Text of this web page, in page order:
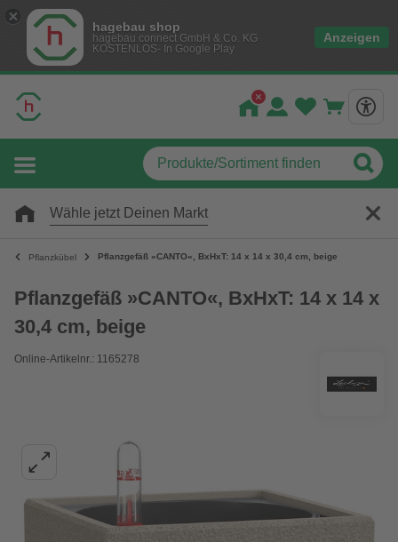
hagebau shop
hagebau connect GmbH & Co. KG
KOSTENLOS- In Google Play
Anzeigen
Wähle jetzt Deinen Markt
Pflanzkübel Pflanzgefäß »CANTO«, BxHxT: 14 x 14 x 30,4 cm, beige
Pflanzgefäß »CANTO«, BxHxT: 14 x 14 x
30,4 cm, beige
Online-Artikelnr.: 1165278